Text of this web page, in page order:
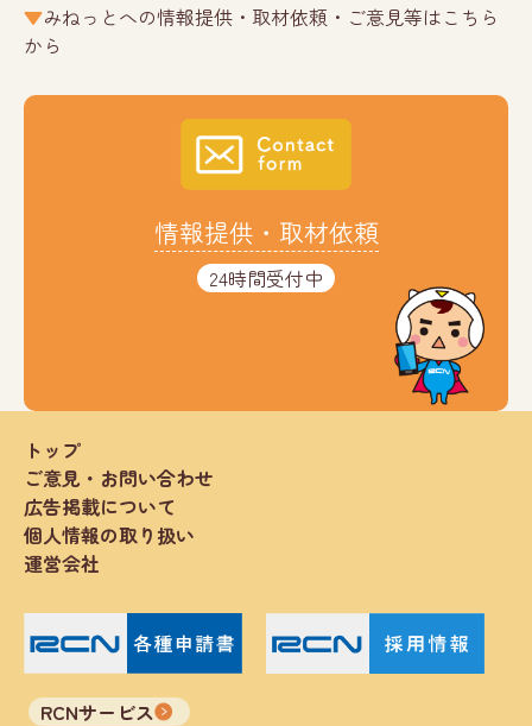
みねっとへの情報提供・取材依頼・ご意見等はこちら
から
情報提供・取材依頼
24時間受付中
トップ
ご意見・お問い合わせ
広告掲載について
個人情報の取り扱い
運営会社
RCNサービス